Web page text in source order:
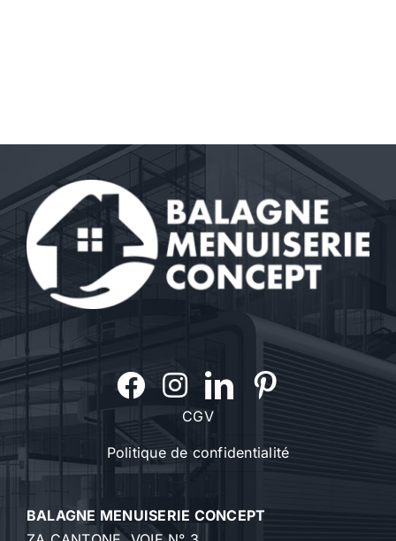
CGV
Politique de confidentialité
BALAGNE MENUISERIE CONCEPT